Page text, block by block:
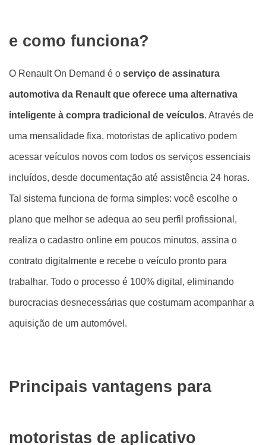
e como funciona?
O Renault On Demand é o serviço de assinatura
automotiva da Renault que oferece uma alternativa
inteligente à compra tradicional de veículos. Através de
uma mensalidade fixa, motoristas de aplicativo podem
acessar veículos novos com todos os serviços essenciais
incluídos, desde documentação até assistência 24 horas.
Tal sistema funciona de forma simples: você escolhe o
plano que melhor se adequa ao seu perfil profissional,
realiza o cadastro online em poucos minutos, assina o
contrato digitalmente e recebe o veículo pronto para
trabalhar. Todo o processo é 100% digital, eliminando
burocracias desnecessárias que costumam acompanhar a
aquisição de um automóvel.
Principais vantagens para
motoristas de aplicativo